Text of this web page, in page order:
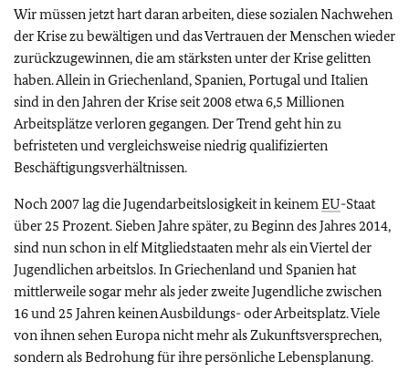
Wir müssen jetzt hart daran arbeiten, diese sozialen Nachwehen
der Krise zu bewältigen und das Vertrauen der Menschen wieder
zurückzugewinnen, die am stärksten unter der Krise gelitten
haben. Allein in Griechenland, Spanien, Portugal und Italien
sind in den Jahren der Krise seit 2008 etwa 6,5 Millionen
Arbeitsplätze verloren gegangen. Der Trend geht hin zu
befristeten und vergleichsweise niedrig qualifizierten
Beschäftigungsverhältnissen.
Noch 2007 lag die Jugendarbeitslosigkeit in keinemEU-Staat
über 25 Prozent. Sieben Jahre später, zu Beginn des Jahres 2014,
sind nun schon in elf Mitgliedstaaten mehr als ein Viertel der
Jugendlichen arbeitslos. In Griechenland und Spanien hat
mittlerweile sogar mehr als jeder zweite Jugendliche zwischen
16 und 25 Jahren keinen Ausbildungs- oder Arbeitsplatz. Viele
von ihnen sehen Europa nicht mehr als Zukunftsversprechen,
sondern als Bedrohung für ihre persönliche Lebensplanung.